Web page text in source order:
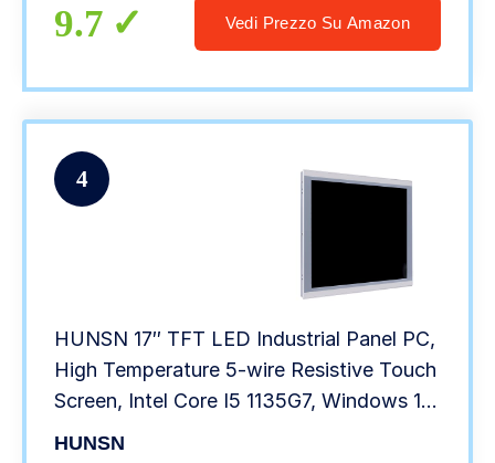
9.7 Vedi Prezzo Su Amazon
4
HUNSN 17″ TFT LED Industrial Panel PC,
High Temperature 5-wire Resistive Touch
Screen, Intel Core I5 1135G7, Windows 11
or Linux Ubuntu, PW27, VGA, HDMI, 2 x
HUNSN